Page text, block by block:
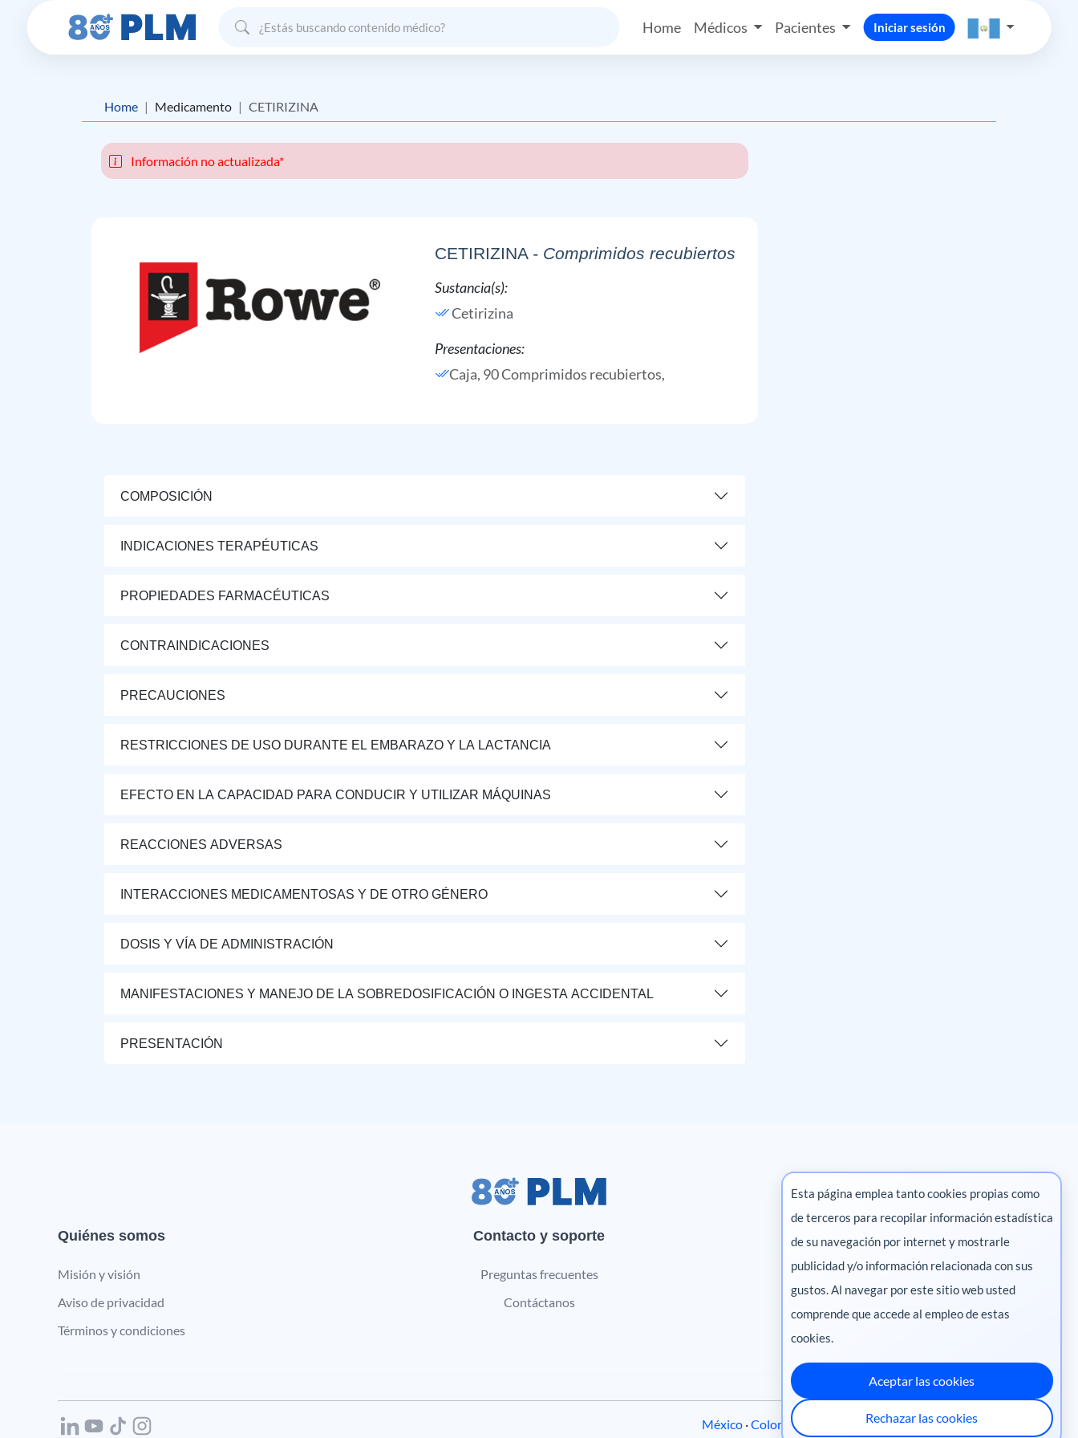
Home Médicos Pacientes Iniciar sesión
Home Medicamento CETIRIZINA
Información no actualizada*
CETIRIZINA - Comprimidos recubiertos
Sustancia(s):
Cetirizina
Presentaciones:
Caja, 90 Comprimidos recubiertos,
COMPOSICIÓN
INDICACIONES TERAPÉUTICAS
PROPIEDADES FARMACÉUTICAS
CONTRAINDICACIONES
PRECAUCIONES
RESTRICCIONES DE USO DURANTE EL EMBARAZO Y LA LACTANCIA
EFECTO EN LA CAPACIDAD PARA CONDUCIR Y UTILIZAR MÁQUINAS
REACCIONES ADVERSAS
INTERACCIONES MEDICAMENTOSAS Y DE OTRO GÉNERO
DOSIS Y VÍA DE ADMINISTRACIÓN
MANIFESTACIONES Y MANEJO DE LA SOBREDOSIFICACIÓN O INGESTA ACCIDENTAL
PRESENTACIÓN
Quiénes somos
Misión y visión
Aviso de privacidad
Términos y condiciones
Contacto y soporte
Preguntas frecuentes
Contáctanos
Marketing digital
Pharma
México ·Colombia Perú·Centroamérica
Esta página emplea tanto cookies propias como
de terceros para recopilar información estadística
de su navegación por internet y mostrarle
publicidad y/o información relacionada con sus
gustos. Al navegar por este sitio web usted
comprende que accede al empleo de estas
cookies.
Aceptar las cookies
Rechazar las cookies